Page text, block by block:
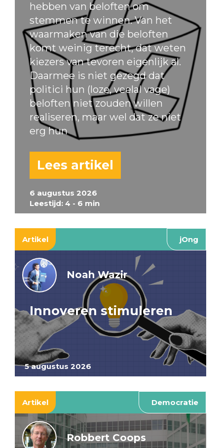
6 augustus 2026
Leestijd: 4 - 6 min
hebben van beloften om
stemmen te winnen. Van het
waarmaken van die beloften
komt weinig terecht, dat weten
kiezers van tevoren eigenlijk al.
Daarmee is niet gezegd dat
politici hun (loze, veelal vage)
beloften niet zouden willen
realiseren, maar wel dat ze niet
erg hun
Lees artikel
Artikel jOng
5 augustus 2026
Noah Wazir
Innoveren stimuleren
Artikel Democratie
Robbert Coops